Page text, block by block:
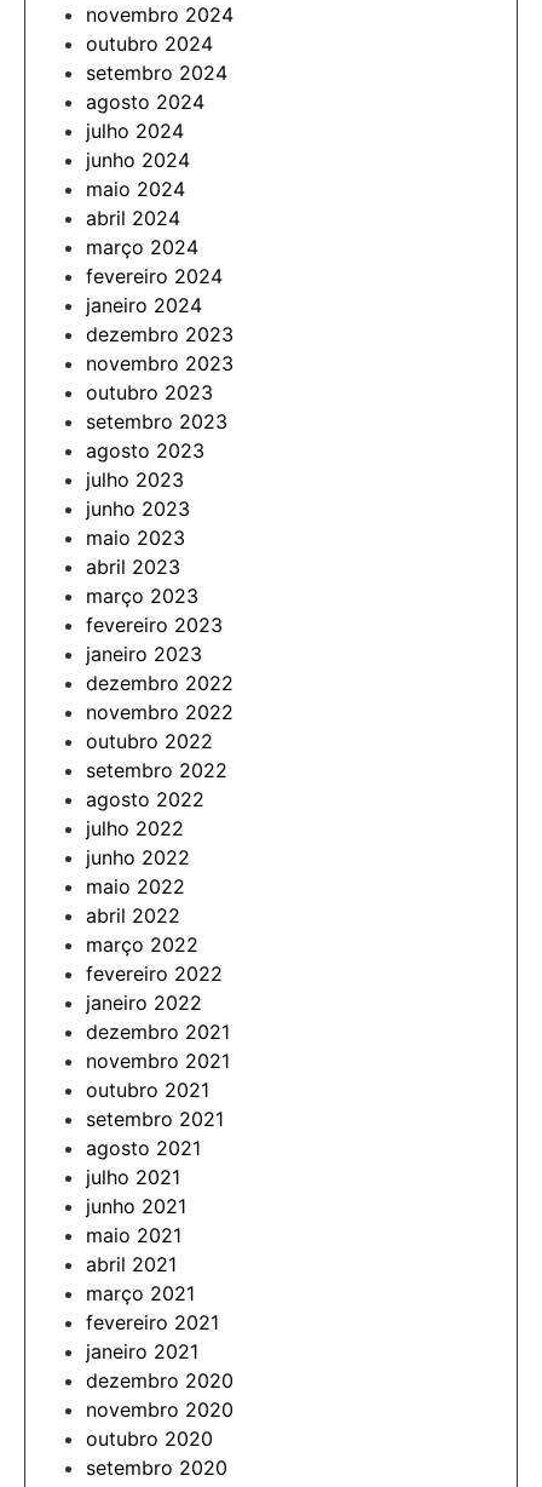
novembro 2024
outubro 2024
setembro 2024
agosto 2024
julho 2024
junho 2024
maio 2024
abril 2024
março 2024
fevereiro 2024
janeiro 2024
dezembro 2023
novembro 2023
outubro 2023
setembro 2023
agosto 2023
julho 2023
junho 2023
maio 2023
abril 2023
março 2023
fevereiro 2023
janeiro 2023
dezembro 2022
novembro 2022
outubro 2022
setembro 2022
agosto 2022
julho 2022
junho 2022
maio 2022
abril 2022
março 2022
fevereiro 2022
janeiro 2022
dezembro 2021
novembro 2021
outubro 2021
setembro 2021
agosto 2021
julho 2021
junho 2021
maio 2021
abril 2021
março 2021
fevereiro 2021
janeiro 2021
dezembro 2020
novembro 2020
outubro 2020
setembro 2020